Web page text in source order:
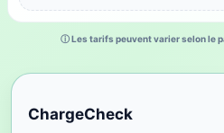
ⓘ Les tarifs peuvent varier selon le
ChargeCheck